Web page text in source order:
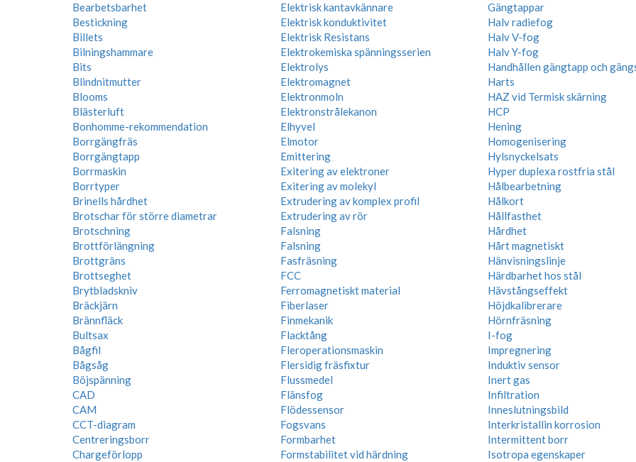
Bearbetsbarhet
Bestickning
Billets
Bilningshammare
Bits
Blindnitmutter
Blooms
Blästerluft
Bonhomme-rekommendation
Borrgängfräs
Borrgängtapp
Borrmaskin
Borrtyper
Brinells hårdhet
Brotschar för större diametrar
Brotschning
Brottförlängning
Brottgräns
Brottseghet
Brytbladskniv
Bräckjärn
Brännfläck
Bultsax
Bågfil
Bågsåg
Böjspänning
CAD
CAM
CCT-diagram
Centreringsborr
Chargeförlopp
Elektrisk kantavkännare
Elektrisk konduktivitet
Elektrisk Resistans
Elektrokemiska spänningsserien
Elektrolys
Elektromagnet
Elektronmoln
Elektronstrålekanon
Elhyvel
Elmotor
Emittering
Exitering av elektroner
Exitering av molekyl
Extrudering av komplex profil
Extrudering av rör
Falsning
Falsning
Fasfräsning
FCC
Ferromagnetiskt material
Fiberlaser
Finmekanik
Flacktång
Fleroperationsmaskin
Flersidig fräsfixtur
Flussmedel
Flänsfog
Flödessensor
Fogsvans
Formbarhet
Formstabilitet vid härdning
Gängtappar
Halv radiefog
Halv V-fog
Halv Y-fog
Handhållen gängtapp och
Harts
HAZ vid Termisk skärning
HCP
Hening
Homogenisering
Hylsnyckelsats
Hyper duplexa rostfria stål
Hålbearbetning
Hålkort
Hållfasthet
Hårdhet
Hårt magnetiskt
Hänvisningslinje
Härdbarhet hos stål
Hävstångseffekt
Höjdkalibrerare
Hörnfräsning
I-fog
Impregnering
Induktiv sensor
Inert gas
Infiltration
Inneslutningsbild
Interkristallin korrosion
Intermittent borr
Isotropa egenskaper